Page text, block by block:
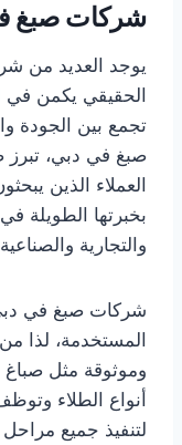
شركات صبغ
يوجد العديد من
الحقيقي يكمن في
تجمع بين الجودة
صبغ في دبي، تبرز
العملاء الذين
بخبرتها الطويلة
والتجارية
شركات صبغ في
المستخدمة، لذا
وموثوقة مثل
أنواع الطلاء
لتنفيذ جميع